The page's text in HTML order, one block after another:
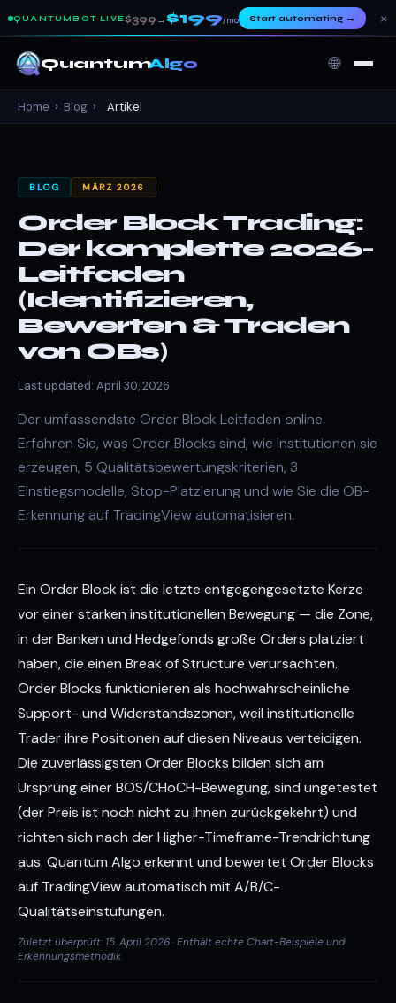
QUANTUMBOT LIVE$399→ $199/mo Start automating→ ×
QuantumAlgo 🌐
Home › Blog › Artikel
BLOG MÄRZ 2026
Order Block Trading:
Der komplette 2026-
Leitfaden
(Identifizieren,
Bewerten & Traden
von OBs)
Last updated: April 30, 2026
Der umfassendste Order Block Leitfaden online.
Erfahren Sie, was Order Blocks sind, wie Institutionen sie
erzeugen, 5 Qualitätsbewertungskriterien, 3
Einstiegsmodelle, Stop-Platzierung und wie Sie die OB-
Erkennung auf TradingView automatisieren.
Ein Order Block ist die letzte entgegengesetzte Kerze
vor einer starken institutionellen Bewegung — die Zone,
in der Banken und Hedgefonds große Orders platziert
haben, die einen Break of Structure verursachten.
Order Blocks funktionieren als hochwahrscheinliche
Support- und Widerstandszonen, weil institutionelle
Trader ihre Positionen auf diesen Niveaus verteidigen.
Die zuverlässigsten Order Blocks bilden sich am
Ursprung einer BOS/CHoCH-Bewegung, sind ungetestet
(der Preis ist noch nicht zu ihnen zurückgekehrt) und
richten sich nach der Higher-Timeframe-Trendrichtung
aus. Quantum Algo erkennt und bewertet Order Blocks
auf TradingView automatisch mit A/B/C-
Qualitätseinstufungen.
Zuletzt überprüft: 15. April 2026 · Enthält echte Chart-Beispiele und
Erkennungsmethodik.